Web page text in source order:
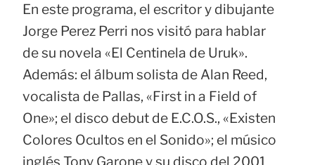
En este programa, el escritor y dibujante
Jorge Perez Perri nos visitó para hablar
de su novela «El Centinela de Uruk».
Además: el álbum solista de Alan Reed,
vocalista de Pallas, «First in a Field of
One»; el disco debut de E.C.O.S., «Existen
Colores Ocultos en el Sonido»; el músico
inglés Tony Garone y su disco del 2001